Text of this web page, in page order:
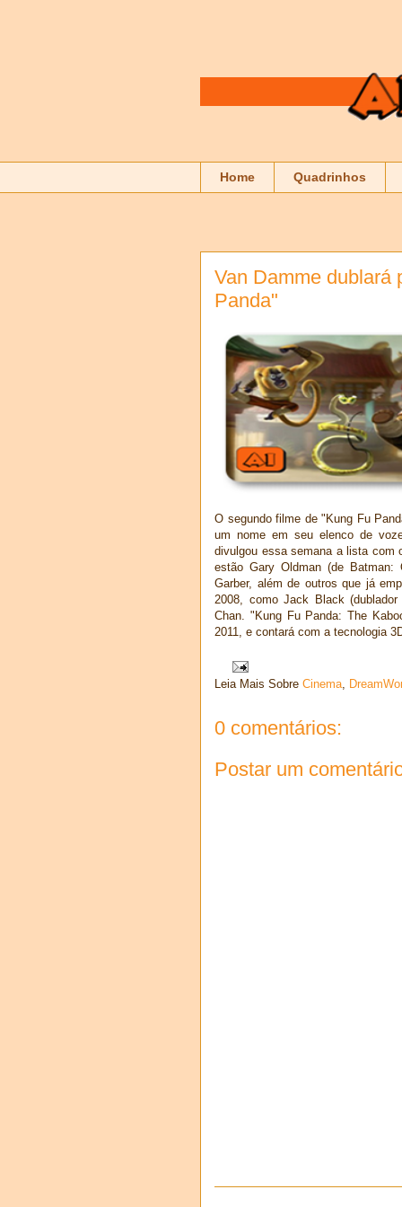
Home Quadrinhos
Van Damme dublará
Panda"
O segundo filme de "Kung Fu
um nome em seu elenco de
divulgou essa semana a lista com
estão Gary Oldman (de
Garber, além de outros que já
2008, como Jack Black
Chan. "Kung Fu Panda: The
2011, e contará com a tecnologia
Leia Mais Sobre Cinema,
0 comentários:
Postar um